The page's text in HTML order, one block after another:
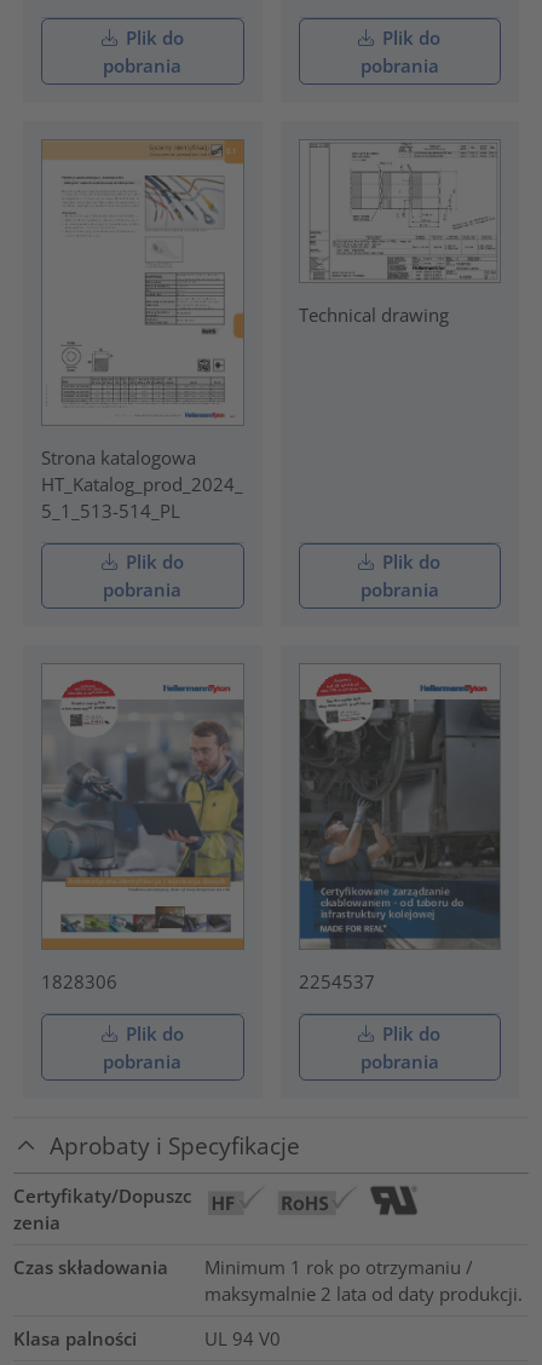
Plik do
pobrania
Plik do
pobrania
Strona katalogowa
HT_Katalog_prod_2024_
5_1_513-514_PL
Plik do
pobrania
Technical drawing
Plik do
pobrania
1828306
Plik do
pobrania
2254537
Plik do
pobrania
Aprobaty i Specyfikacje
Certyfikaty/Dopuszc
zenia
Czas składowania
Minimum 1 rok po otrzymaniu /
maksymalnie 2 lata od daty produkcji.
Klasa palności
UL 94 V0